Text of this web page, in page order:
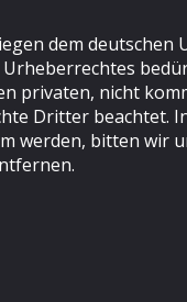
dem
privaten, nicht
Dritter beachtet.
werden, bitten wir